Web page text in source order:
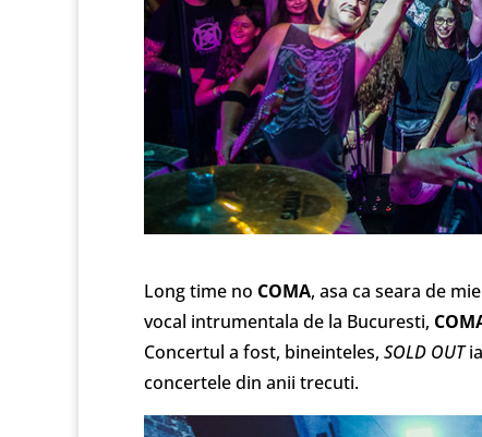
Long time no COMA, asa ca seara de
vocal intrumentala de la Bucuresti,
Concertul a fost, bineinteles, SOLD OUT
concertele din anii trecuti.